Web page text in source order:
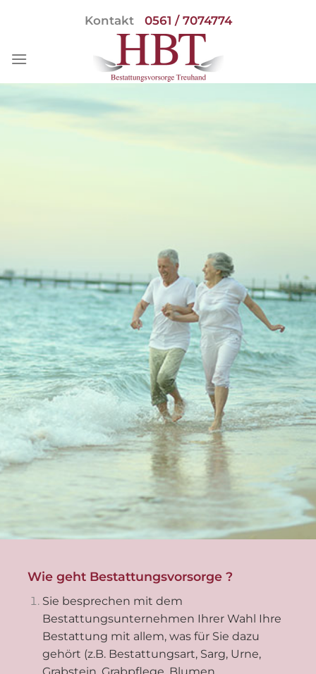
Kontakt 0561 / 7074774
Wie geht Bestattungsvorsorge ?
Sie besprechen mit dem
Bestattungsunternehmen Ihrer Wahl Ihre
Bestattung mit allem, was für Sie dazu
gehört (z.B. Bestattungsart, Sarg, Urne,